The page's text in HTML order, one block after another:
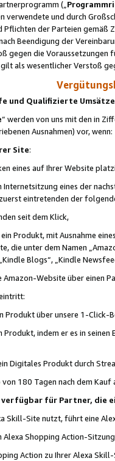
(„
verwendete und durch
Pflichten der Parteien
Beendigung der
gegen die
als wesentlicher Verstoß
und Qualifizierte Umsätze
“ werden von uns mit den in
Ausnahmen) vor, wenn:
Site:
eines auf Ihrer Website
eines der
eintretenden der
seit dem Klick,
Produkt, mit Ausnahme
die unter dem Namen
Blogs“, „Kindle
Website über einen
Produkt über unsere 1-Click-
indem er es in seinen
Digitales Produkt durch
180 Tagen nach dem Kauf
für Partner, die
Skill-Site nutzt, führt eine
Shopping Action-
Action zu Ihrer Alexa